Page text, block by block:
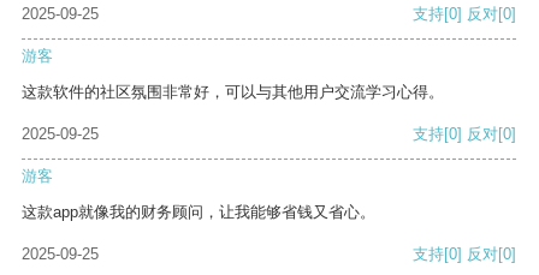
2025-09-25 支持[0] 反对[0]
游客
这款软件的社区氛围非常好，可以与其他用户交流学习心得。
2025-09-25 支持[0] 反对[0]
游客
这款app就像我的财务顾问，让我能够省钱又省心。
2025-09-25 支持[0] 反对[0]